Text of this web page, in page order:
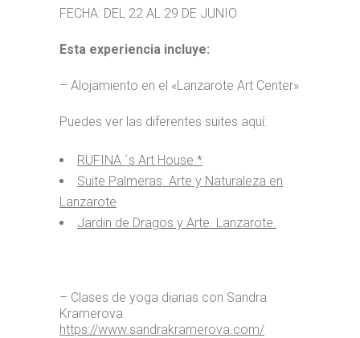
FECHA: DEL 22 AL 29 DE JUNIO
Esta experiencia incluye:
– Alojamiento en el «Lanzarote Art Center»
Puedes ver las diferentes suites aquí:
RUFINA ´s Art House *
Suite Palmeras. Arte y Naturaleza en
Lanzarote
Jardin de Dragos y Arte. Lanzarote.
– Clases de yoga diarias con Sandra
Kramerova
https://www.sandrakramerova.com/